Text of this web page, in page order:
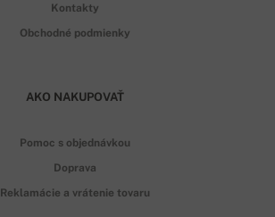
Kontakty
Obchodné podmienky
AKO NAKUPOVAŤ
Pomoc s objednávkou
Doprava
Reklamácie a vrátenie tovaru